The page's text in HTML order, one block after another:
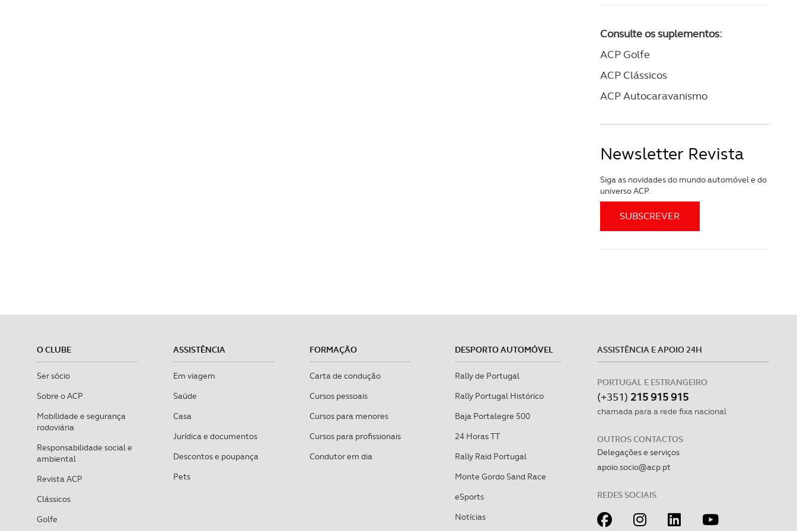
Consulte os suplementos:
ACP Golfe
ACP Clássicos
ACP Autocaravanismo
Newsletter Revista
Siga as novidades do mundo automóvel e do
universo ACP.
O CLUBE
Ser sócio
Sobre o ACP
Mobilidade e segurança
rodoviária
Responsabilidade social e
ambiental
Revista ACP
Clássicos
Golfe
ASSISTÊNCIA
Em viagem
Saúde
Casa
Jurídica e documentos
Descontos e poupança
Pets
FORMAÇÃO
Carta de condução
Cursos pessoais
Cursos para menores
Cursos para profissionais
Condutor em dia
DESPORTO AUTOMÓVEL
Rally de Portugal
Rally Portugal Histórico
Baja Portalegre 500
24 Horas TT
Rally Raid Portugal
Monte Gordo Sand Race
eSports
Notícias
ASSISTÊNCIA E APOIO 24H
PORTUGAL E ESTRANGEIRO
(+351) 215 915 915
chamada para a rede fixa nacional
OUTROS CONTACTOS
Delegações e serviços
apoio.socio@acp.pt
REDES SOCIAIS